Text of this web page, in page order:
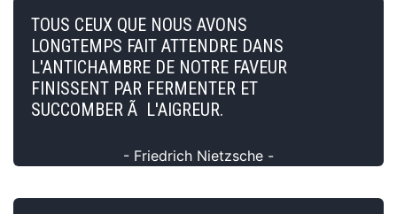
TOUS CEUX QUE NOUS AVONS
LONGTEMPS FAIT ATTENDRE DANS
L'ANTICHAMBRE DE NOTRE FAVEUR
FINISSENT PAR FERMENTER ET
SUCCOMBER Ã L'AIGREUR.
- Friedrich Nietzsche -